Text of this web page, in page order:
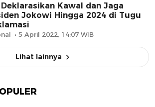
Deklarasikan Kawal dan Jaga
Jokowi Hingga 2024 di Tugu
5 April 2022, 14:07 WIB
Lihat lainnya